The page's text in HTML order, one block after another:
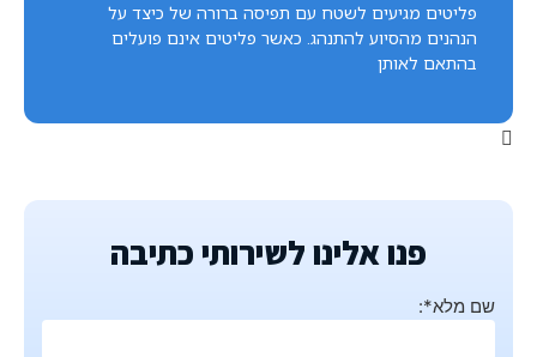
פליטים מגיעים לשטח עם תפיסה ברורה של כיצד על
הנהנים מהסיוע להתנהג. כאשר פליטים אינם פועלים
בהתאם לאותן
פנו אלינו לשירותי כתיבה
שם מלא*: